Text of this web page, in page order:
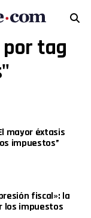
tag
mayor éxtasis
impuestos”
fiscal»: la
los impuestos